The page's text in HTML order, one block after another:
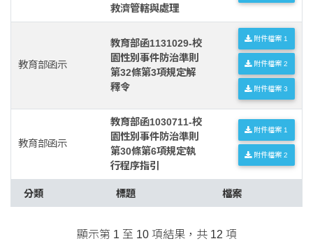
救濟管轄與處理
教育部函示
教育部函1131029-校
園性別事件防治準則
第32條第3項規定解
釋令
附件檔案 1
附件檔案 2
附件檔案 3
教育部函示
教育部函1030711-校
園性別事件防治準則
第30條第6項規定執
行程序指引
附件檔案 1
附件檔案 2
分類 標題 檔案
顯示第 1 至 10 項結果，共 12 項